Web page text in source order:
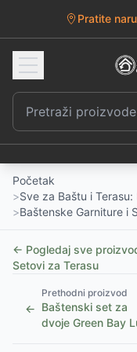
Pratite
Početak
>Sve za Baštu i
>Baštenske Garniture i
← Pogledaj sve
Setovi za Terasu
←
Prethodni proizvod
Baštenski set za
dvoje Green Bay